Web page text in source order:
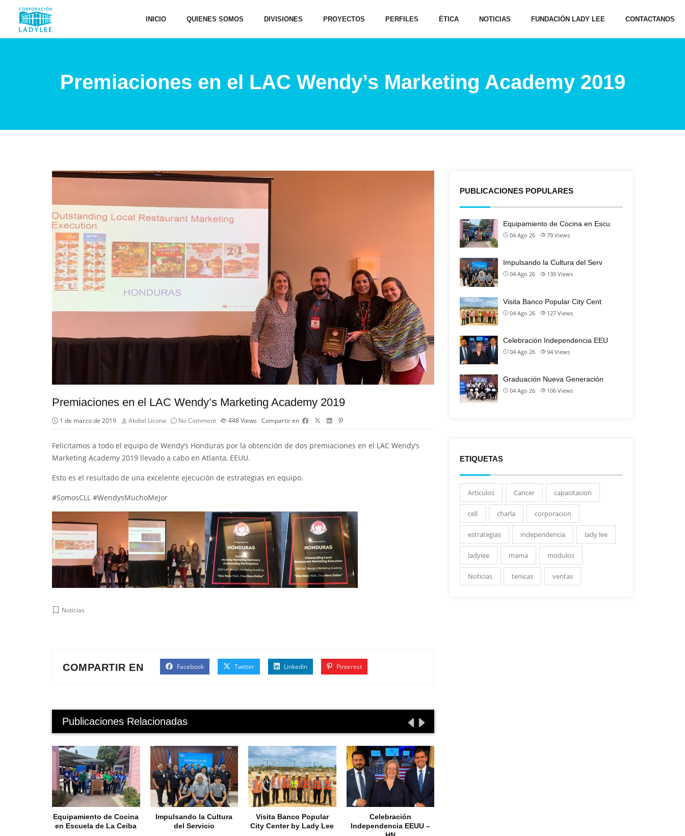
INICIO QUIENES SOMOS DIVISIONES PROYECTOS PERFILES ÉTICA NOTICIAS FUNDACIÓN LADY LEE CONTACTANOS
Premiaciones en el LAC Wendy’s Marketing Academy 2019
Premiaciones en el LAC Wendy’s Marketing Academy 2019
1 de marzo de 2019 Abdiel Licona No Comment 448Views Compartir en
Felicitamos a todo el equipo de Wendy’s Honduras por la obtención de dos premiaciones en el LAC Wendy’s
Marketing Academy 2019 llevado a cabo en Atlanta, EEUU.
Esto es el resultado de una excelente ejecución de estrategias en equipo.
#SomosCLL #WendysMuchoMejor
Noticias
COMPARTIR EN Facebook Twitter Linkedin Pinterest
Publicaciones Relacionadas
Equipamiento de Cocina
en Escuela de La Ceiba
Impulsando la Cultura
del Servicio
Visita Banco Popular
City Center by Lady Lee
Celebración
Independencia EEUU –
PUBLICACIONES POPULARES
Equipamiento de Cocina en Escu
04 Ago 26 79 Views
Impulsando la Cultura del Serv
04 Ago 26 130 Views
Visita Banco Popular City Cent
04 Ago 26 127 Views
Celebración Independencia EEU
04 Ago 26 94 Views
Graduación Nueva Generación
04 Ago 26 106 Views
ETIQUETAS
Articulos Cancer capacitacion
cell charla corporacion
estrategias independencia lady lee
ladylee mama modulos
Noticias tenicas ventas